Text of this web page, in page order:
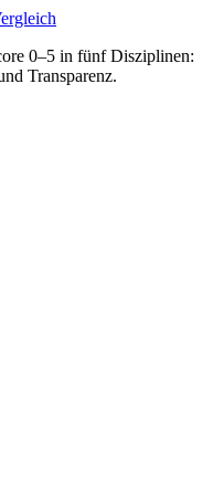
0–5 in fünf Disziplinen:
Transparenz.